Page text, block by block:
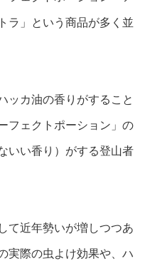
ラ」という商品が多く並
ッカ油の香りがすること
フェクトポーション」の
いい香り）がする登山者
て近年勢いが増しつつあ
実際の虫よけ効果や、ハ